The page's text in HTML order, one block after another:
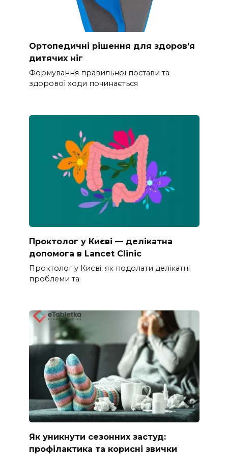
Ортопедичні рішення для здоров’я
дитячих ніг
Формування правильної постави та
здорової ходи починається
Проктолог у Києві — делікатна
допомога в Lancet Clinic
Проктолог у Києві: як подолати делікатні
проблеми та
Як уникнути сезонних застуд:
профілактика та корисні звички